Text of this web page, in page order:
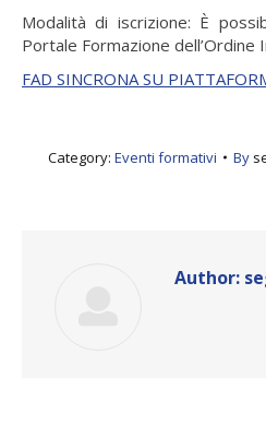
Modalità di iscrizione: È
Portale Formazione dell’Ordine
FAD SINCRONA SU
Category: Eventi formativi By
Author: